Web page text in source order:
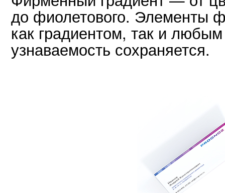
до фиолетового. Элементы
как градиентом, так и
узнаваемость сохраняется.